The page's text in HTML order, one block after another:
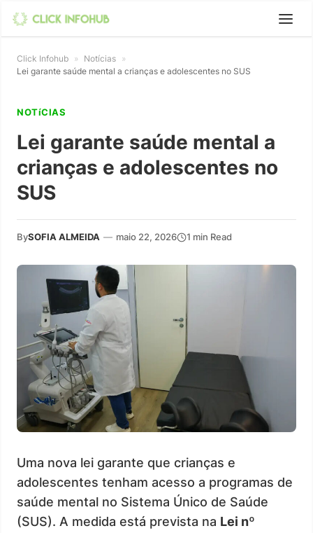
Click Infohub » Notícias »
Lei garante saúde mental a crianças e adolescentes no SUS
NOTíCIAS
Lei garante saúde mental a
crianças e adolescentes no
SUS
BySOFIA ALMEIDA — maio 22, 2026 1 min Read
Uma nova lei garante que crianças e
adolescentes tenham acesso a programas de
saúde mental no Sistema Único de Saúde
(SUS). A medida está prevista na Lei nº